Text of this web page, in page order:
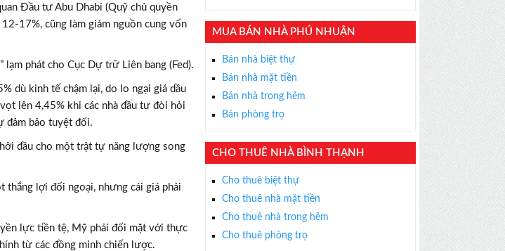
TƯ VẤN MIỄN PHÍ
Với hơn 1000 căn nhà và 50 sales thân thiện, nhiệt tình,
chúng tôi sẽ giúp bạn tìm được BĐS ưng ý!
×
Đầu tư Abu Dhabi (Quỹ chủ quyền
17%, cũng làm giảm nguồn cung vốn
lạm phát cho Cục Dự trữ Liên bang (Fed).
dù kinh tế chậm lại, do lo ngại giá dầu
lên 4,45% khi các nhà đầu tư đòi hỏi
đảm bảo tuyệt đối.
đầu cho một trật tự năng lượng song
thắng lợi đối ngoại, nhưng cái giá phải
lực tiền tệ, Mỹ phải đối mặt với thực
từ các đồng minh chiến lược.
MUA BÁN NHÀ PHÚ NHUẬN
Bán nhà biệt thự
Bán nhà mặt tiền
Bán nhà trong hẻm
Bán phòng trọ
CHO THUÊ NHÀ BÌNH THẠNH
Cho thuê biệt thự
Cho thuê nhà mặt tiền
Cho thuê nhà trong hẻm
Cho thuê phòng trọ